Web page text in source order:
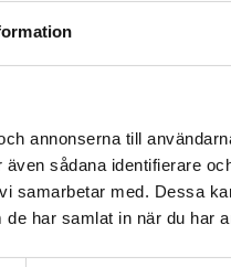
annonserna till
sådana identifierare
samarbetar med. Dessa
har samlat in när du har
Låda
10-19
40-46
Aneby,
63-68
82